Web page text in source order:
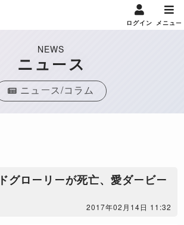
ログイン メニュー
NEWS
ニュース
ニュース/コラム
グローリーが死亡、愛ダービー
2017年02月14日 11:32